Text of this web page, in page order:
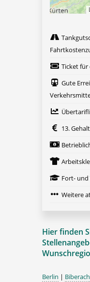
Ticket
Gute
13. Gehalt
Fort-
Weitere
Hier finden
Berlin | Biberach